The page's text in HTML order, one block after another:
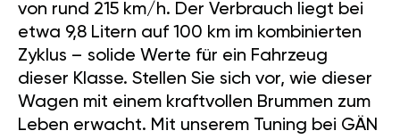
von rund 215 km/h. Der Verbrauch liegt bei
etwa 9,8 Litern auf 100 km im kombinierten
Zyklus – solide Werte für ein Fahrzeug
dieser Klasse. Stellen Sie sich vor, wie dieser
Wagen mit einem kraftvollen Brummen zum
Leben erwacht. Mit unserem Tuning bei GÄN